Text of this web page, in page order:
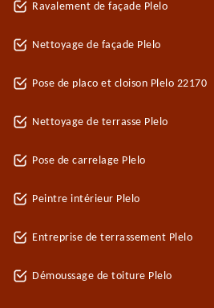
Ravalement de façade Plelo
Nettoyage de façade Plelo
Pose de placo et cloison Plelo 22170
Nettoyage de terrasse Plelo
Pose de carrelage Plelo
Peintre intérieur Plelo
Entreprise de terrassement Plelo
Démoussage de toiture Plelo